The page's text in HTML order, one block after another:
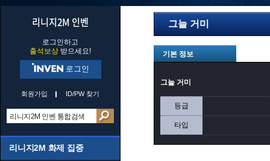
리니지2M 인벤
로그인하고
출석보상 받으세요!
로그인
회원가입 ID/PW 찾기
리니지2M 화제 집중
그늘 거미
기본 정보
그늘 거미
등급
타입